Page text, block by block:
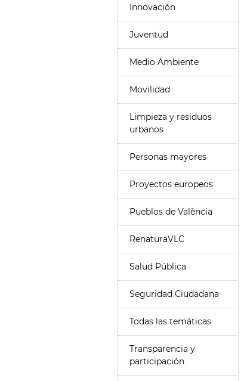
Innovación
Juventud
Medio Ambiente
Movilidad
Limpieza y residuos
urbanos
Personas mayores
Proyectos europeos
Pueblos de València
RenaturaVLC
Salud Pública
Seguridad Ciudadana
Todas las temáticas
Transparencia y
participación